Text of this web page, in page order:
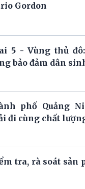
Gordon
5 - Vùng thủ
bảo đảm dân
phố Quảng
đi cùng chất
tra, rà soát sản